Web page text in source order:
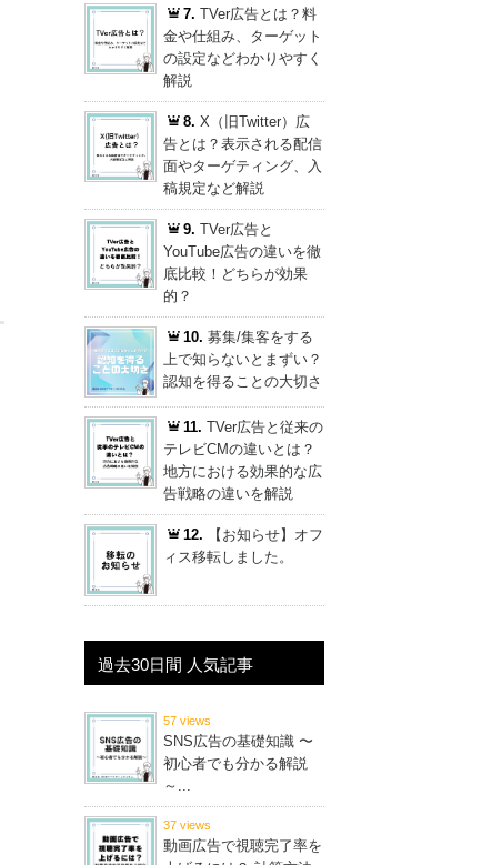
7.TVer広告とは？料
金や仕組み、ターゲット
の設定などわかりやすく
解説
8.X（旧Twitter）広
告とは？表示される配信
面やターゲティング、入
稿規定など解説
9.TVer広告と
YouTube広告の違いを徹
底比較！どちらが効果
的？
10.募集/集客をする
上で知らないとまずい？
認知を得ることの大切さ
11.TVer広告と従来の
テレビCMの違いとは？
地方における効果的な広
告戦略の違いを解説
12.
【お知らせ】オフ
ィス移転しました。
過去30日間 人気記事
57 views
SNS広告の基礎知識 〜
初心者でも分かる解説
～...
37 views
動画広告で視聴完了率を